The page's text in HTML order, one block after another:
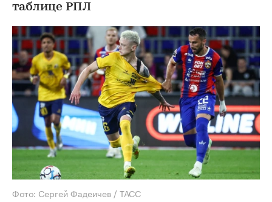
таблице РПЛ
Фото: Сергей Фадеичев / ТАСС